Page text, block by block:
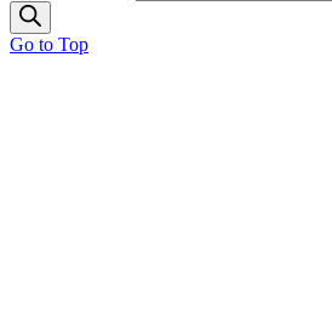
Go to Top